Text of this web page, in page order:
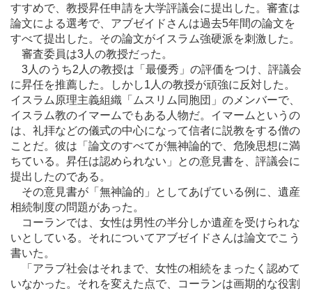
すすめで、教授昇任申請を大学評議会に提出した。審査は
論文による選考で、アブゼイドさんは過去5年間の論文を
すべて提出した。その論文がイスラム強硬派を刺激した。
審査委員は3人の教授だった。
3人のうち2人の教授は「最優秀」の評価をつけ、評議会
に昇任を推薦した。しかし1人の教授が頑強に反対した。
イスラム原理主義組織「ムスリム同胞団」のメンバーで、
イスラム教のイマームでもある人物だ。イマームというの
は、礼拝などの儀式の中心になって信者に説教をする僧の
ことだ。彼は「論文のすべてが無神論的で、危険思想に満
ちている。昇任は認められない」との意見書を、評議会に
提出したのである。
その意見書が「無神論的」としてあげている例に、遺産
相続制度の問題があった。
コーランでは、女性は男性の半分しか遺産を受けられな
いとしている。それについてアブゼイドさんは論文でこう
書いた。
「アラブ社会はそれまで、女性の相続をまったく認めて
いなかった。それを変えた点で、コーランは画期的な役割